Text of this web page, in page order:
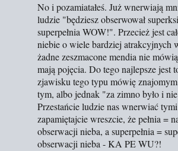
No i pozamiatałeś. Już wnerwiają
ludzie "będziesz obserwował
superpełnia WOW!". Przecież jest
niebie o wiele bardziej atrakcyjnych
żadne zeszmacone mendia nie
mają pojęcia. Do tego najlepsze jest
zjawisku tego typu mówię
tym, albo jednak "za zimno było i
Przestańcie ludzie nas wnerwiać
zapamiętajcie wreszcie, że pełnia =
obserwacji nieba, a superpełnia =
obserwacji nieba - KA PE WU?!